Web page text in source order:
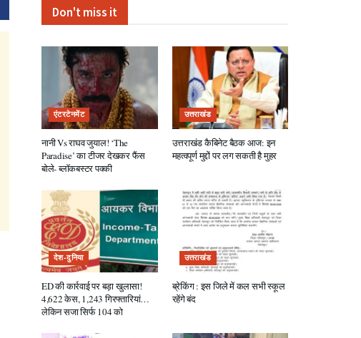
Don't miss it
एंटरटेनमेंट
नानी Vs राघव जुयाल! ‘The
Paradise’ का टीजर देखकर फैंस
बोले- ब्लॉकबस्टर पक्की
उत्तराखंड
उत्तराखंड कैबिनेट बैठक आज: इन
महत्वपूर्ण मुद्दों पर लग सकती है मुहर
देश-दुनिया
ED की कार्रवाई पर बड़ा खुलासा!
4,622 केस, 1,243 गिरफ्तारियां…
लेकिन सजा सिर्फ 104 को
उत्तराखंड
ब्रेकिंग : इस जिले में कल सभी स्कूल
रहेंगे बंद